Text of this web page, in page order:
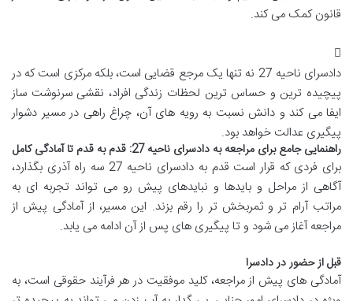
قانون کمک می کند.
دادسرای ناحیه 27 نه تنها یک مرجع قضایی است، بلکه مرکزی است که در
پیچیده ترین و حساس ترین لحظات زندگی افراد، نقشی سرنوشت ساز
ایفا می کند و دانش نسبت به رویه های آن، چراغ راهی در مسیر دشوار
پیگیری عدالت خواهد بود.
راهنمایی جامع برای مراجعه به دادسرای ناحیه 27: قدم به قدم تا آمادگی کامل
برای فردی که قرار است قدم به دادسرای ناحیه 27 سه راه آذری بگذارد،
آگاهی از مراحل و بایدها و نبایدهای پیش رو می تواند تجربه ای به
مراتب آرام تر و ثمربخش تر را رقم بزند. این مسیر، از آمادگی پیش از
مراجعه آغاز می شود و تا پیگیری های پس از آن ادامه می یابد.
قبل از حضور در دادسرا
آمادگی های پیش از مراجعه، کلید موفقیت در هر فرآیند حقوقی است، به